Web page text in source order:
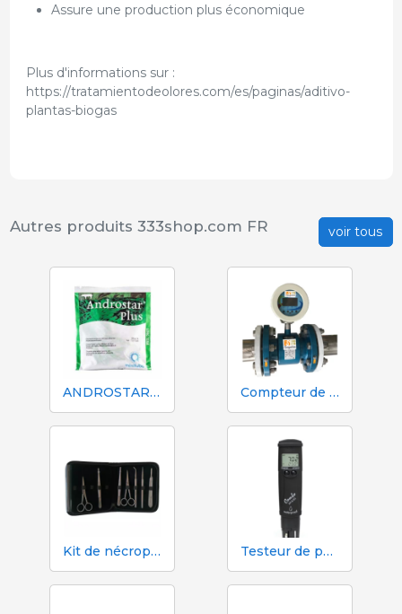
Assure une production plus économique
Plus d'informations sur :
https://tratamientodeolores.com/es/paginas/aditivo-
plantas-biogas
voir tous
Autres produits 333shop.com FR
ANDROSTAR PLUS 47 g / 100 L - Prolongateur de sperme longue durée Compteur de volume et d'azote Mécaniques Segalés DN150
Kit de nécropsie et de dissection 333 - 7 instruments Testeur de pH, EC, TDS et température Hanna HI98130